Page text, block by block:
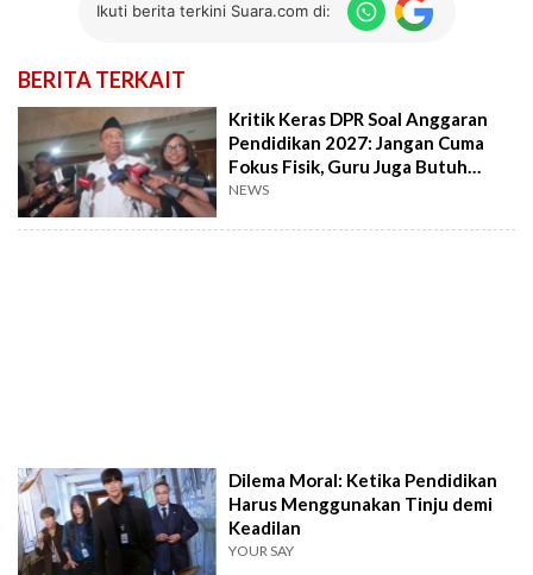
Ikuti berita terkini Suara.com di:
BERITA TERKAIT
Kritik Keras DPR Soal Anggaran
Pendidikan 2027: Jangan Cuma
Fokus Fisik, Guru Juga Butuh
Sejahtera!
NEWS
Dilema Moral: Ketika Pendidikan
Harus Menggunakan Tinju demi
Keadilan
YOUR SAY